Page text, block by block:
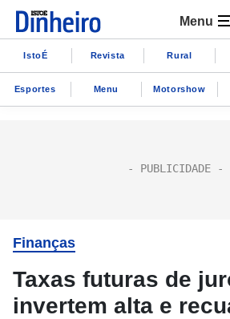
Menu
IstoÉ Revista Rural
Esportes Menu Motorshow
Finanças
Taxas futuras de
invertem alta e